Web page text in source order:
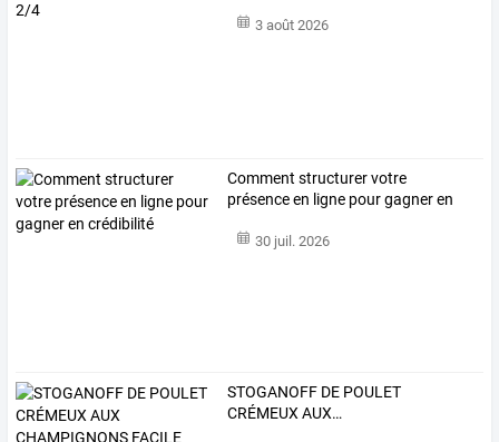
3 août 2026
Comment structurer votre
présence en ligne pour gagner en
30 juil. 2026
STOGANOFF DE POULET
CRÉMEUXAUX…